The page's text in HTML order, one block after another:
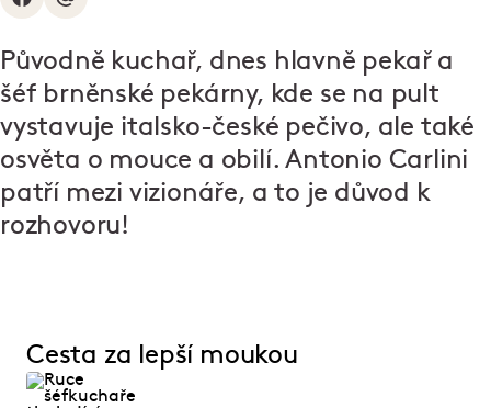
Původně kuchař, dnes hlavně pekař a
šéf brněnské pekárny, kde se na pult
vystavuje italsko-české pečivo, ale také
osvěta o mouce a obilí. Antonio Carlini
patří mezi vizionáře, a to je důvod k
rozhovoru!
Cesta za lepší moukou